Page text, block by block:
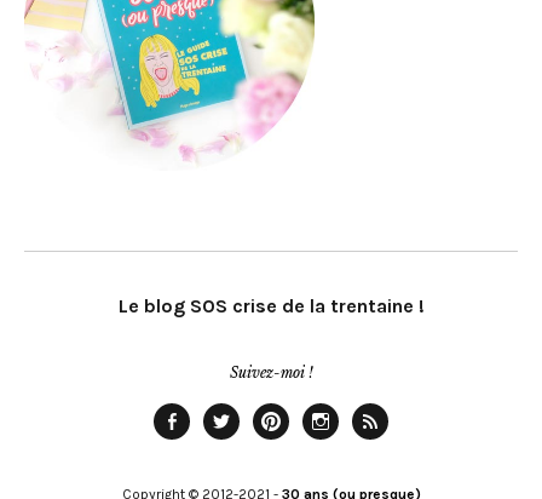
Le blog SOS crise de la trentaine !
Suivez-moi !
Copyright © 2012-2021 - 30 ans (ou presque)